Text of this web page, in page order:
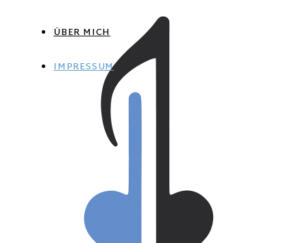
ÜBER MICH
IMPRESSUM